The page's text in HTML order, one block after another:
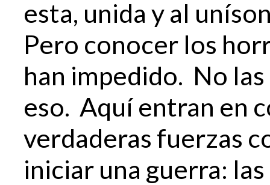
esta, unida y al
Pero conocer los
han impedido. No
eso. Aquí entran en
verdaderas fuerzas
iniciar una guerra: